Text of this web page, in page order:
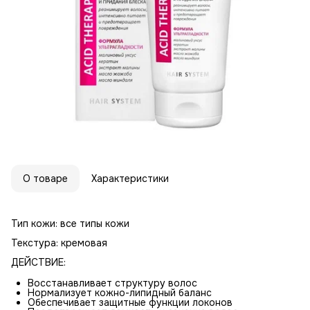
О товаре Характеристики
Тип кожи: все типы кожи
Текстура: кремовая
ДЕЙСТВИЕ:
Восстанавливает структуру волос
Нормализует кожно-липидный баланс
Обеспечивает защитные функции локонов